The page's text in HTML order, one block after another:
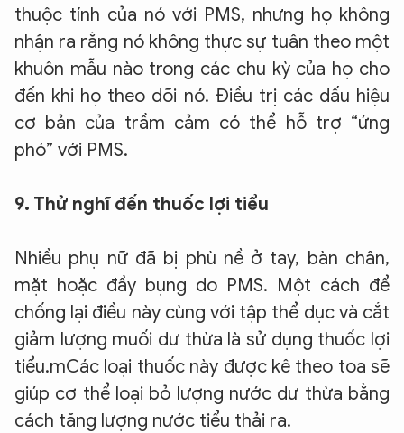
thuộc tính của nó với PMS, nhưng họ không
nhận ra rằng nó không thực sự tuân theo một
khuôn mẫu nào trong các chu kỳ của họ cho
đến khi họ theo dõi nó. Điều trị các dấu hiệu
cơ bản của trầm cảm có thể hỗ trợ “ứng
phó” với PMS.
9. Thử nghĩ đến thuốc lợi tiểu
Nhiều phụ nữ đã bị phù nề ở tay, bàn chân,
mặt hoặc đầy bụng do PMS. Một cách để
chống lại điều này cùng với tập thể dục và cắt
giảm lượng muối dư thừa là sử dụng thuốc lợi
tiểu.mCác loại thuốc này được kê theo toa sẽ
giúp cơ thể loại bỏ lượng nước dư thừa bằng
cách tăng lượng nước tiểu thải ra.
XIN CHÀO,
Hãy hỏi tôi bất kỳ điều gì bạn cần biết về
An Ninh Thủ Đô nhé. Tôi sẵn sàng hỗ trợ!